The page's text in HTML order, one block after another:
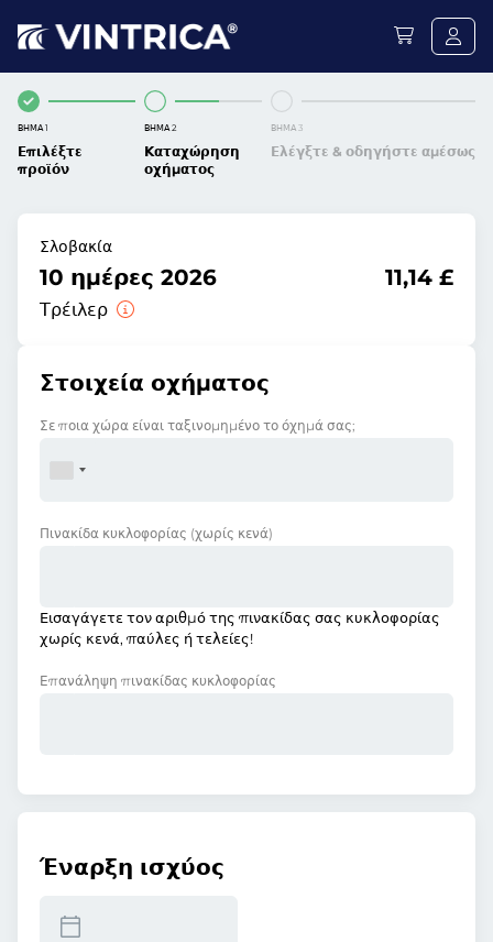
ΒΉΜΑ 1
Επιλέξτε
προϊόν
ΒΉΜΑ 2
Καταχώρηση
οχήματος
ΒΉΜΑ 3
Ελέγξτε & οδηγήστε αμέσως
Σλοβακία
10 ημέρες 2026
Τρέιλερ
11,14 £
Στοιχεία οχήματος
Σε ποια χώρα είναι ταξινομημένο το όχημά σας;
Πινακίδα κυκλοφορίας (χωρίς κενά)
Εισαγάγετε τον αριθμό της πινακίδας σας κυκλοφορίας
χωρίς κενά, παύλες ή τελείες!
Επανάληψη πινακίδας κυκλοφορίας
Έναρξη ισχύος